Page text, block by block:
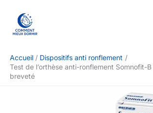
contenu
Accueil
Dispositifs anti ronflement
Test de l’orthèse anti-ronflement Somnofit-
breveté